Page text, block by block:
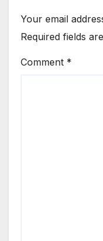
Your email
Required fields
Comment *